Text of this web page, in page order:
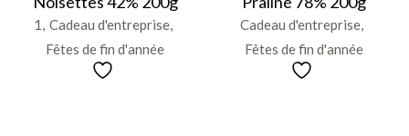
1 Cadeau d'entreprise
Fêtes de fin d'année
Cadeau d'entreprise
Fêtes de fin d'année